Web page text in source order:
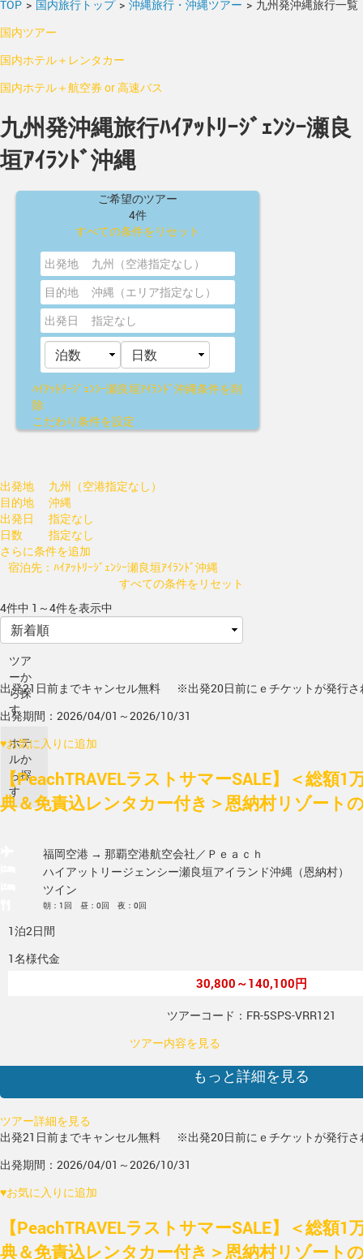
TOP > 国内旅行トップ > 沖縄旅行・沖縄ツアー > 九州発沖縄旅行一覧
国内ツアー
国内ホテル＋レンタカー
国内ホテル＋航空券 or 高速バス
九州発沖縄旅行ﾊｲｱｯﾄﾘｰｼﾞｪﾝｼｰ瀬良
垣ｱｲﾗﾝﾄﾞ沖縄
ご希望のツアー
4件
すべての条件をリセット
出発地
九州（空港指定なし）
目的地
沖縄（エリア指定なし）
出発日
指定なし
ﾊｲｱｯﾄﾘｰｼﾞｪﾝｼｰ瀬良垣ｱｲﾗﾝﾄﾞ沖縄条件を削
除
こだわり条件を設定
出発地
九州（空港指定なし）
目的地
沖縄
出発日
指定なし
日数
指定なし
さらに条件を追加
宿泊先：ﾊｲｱｯﾄﾘｰｼﾞｪﾝｼｰ瀬良垣ｱｲﾗﾝﾄﾞ沖縄
すべての条件をリセット
4件中 1～4件を表示中
ツア
ーか
ら探
す
ホテ
ルか
ら探
す
出発21日前までキャンセル無料
※出発20日前にｅチケットが発行さ
出発期間：2026/04/01～2026/10/31
♥お気に入りに追加
【PeachTRAVELラストサマーSALE】＜総額1
典＆免責込レンタカー付き＞恩納村リゾート
福岡空港 → 那覇空港航空会社／Ｐｅａｃｈ
ハイアットリージェンシー瀬良垣アイランド沖縄（恩納村）
ツイン
朝：1回 昼：0回 夜：0回
1泊2日間
1名様代金
30,800～140,100円
ツアーコード：FR-5SPS-VRR121
ツアー内容を見る
もっと詳細を見る
ツアー詳細を見る
出発21日前までキャンセル無料
※出発20日前にｅチケットが発行さ
出発期間：2026/04/01～2026/10/31
♥お気に入りに追加
【PeachTRAVELラストサマーSALE】＜総額1
典＆免責込レンタカー付き＞恩納村リゾート